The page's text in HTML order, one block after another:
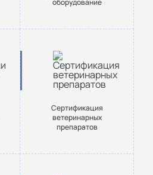
оборудование
Сертификация
ветеринарных
препаратов